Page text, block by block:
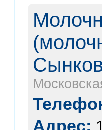
Адрес: